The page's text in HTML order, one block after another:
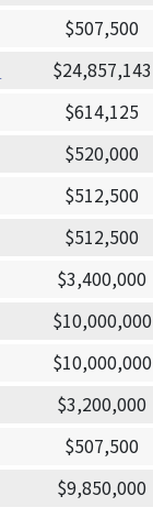
$507,500
$24,857,143
$614,125
$520,000
$512,500
$512,500
$3,400,000
$10,000,000
$10,000,000
$3,200,000
$507,500
$9,850,000